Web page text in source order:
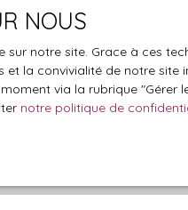
conformément au
par voie
au démarchage
sur le site Internet
CEDEX.
personnelles, veuillez
NOUS
notre site. Grace à ces
la convivialité de notre site
via la rubrique ″Gérer
notre politique de